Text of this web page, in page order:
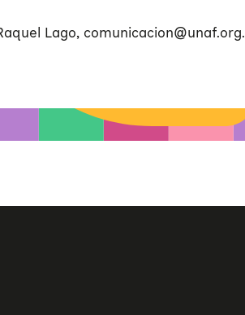
Lago, comunicacion@unaf.org.